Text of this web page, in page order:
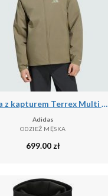
Kurtka z kapturem Terrex Multi Essentials CLIMAPROOF Insulated
Adidas
ODZIEŻ MĘSKA
699.00 zł